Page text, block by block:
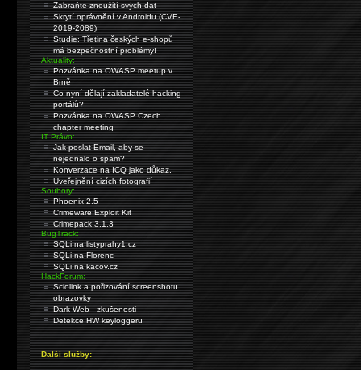
Zabraňte zneužití svých dat
Skrytí oprávnění v Androidu (CVE-
2019-2089)
Studie: Třetina českých e-shopů
má bezpečnostní problémy!
Aktuality:
Pozvánka na OWASP meetup v
Brně
Co nyní dělají zakladatelé hacking
portálů?
Pozvánka na OWASP Czech
chapter meeting
IT Právo:
Jak poslat Email, aby se
nejednalo o spam?
Konverzace na ICQ jako důkaz.
Uveřejnění cizích fotografií
Soubory:
Phoenix 2.5
Crimeware Exploit Kit
Crimepack 3.1.3
BugTrack:
SQLi na listyprahy1.cz
SQLi na Florenc
SQLi na kacov.cz
HackForum:
Sciolink a pořizování screenshotu
obrazovky
Dark Web - zkušenosti
Detekce HW keyloggeru
Další služby: